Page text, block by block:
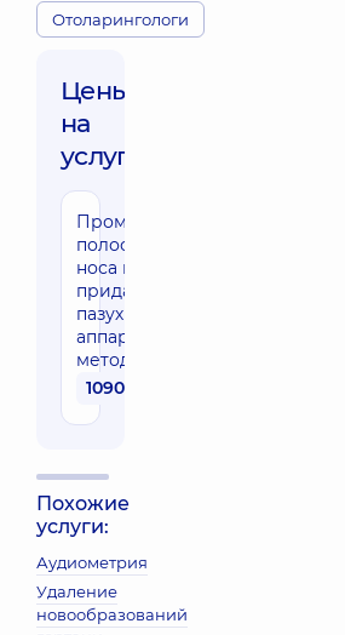
Отоларингологи
Цены
на
услуги:
Промывание
полости
носа и
придаточных
пазух носа
аппаратным
методом
1090 грн
Похожие
услуги:
Аудиометрия
Удаление
новообразований